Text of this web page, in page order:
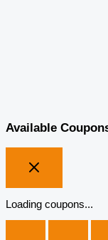
Available
Loading coupons...